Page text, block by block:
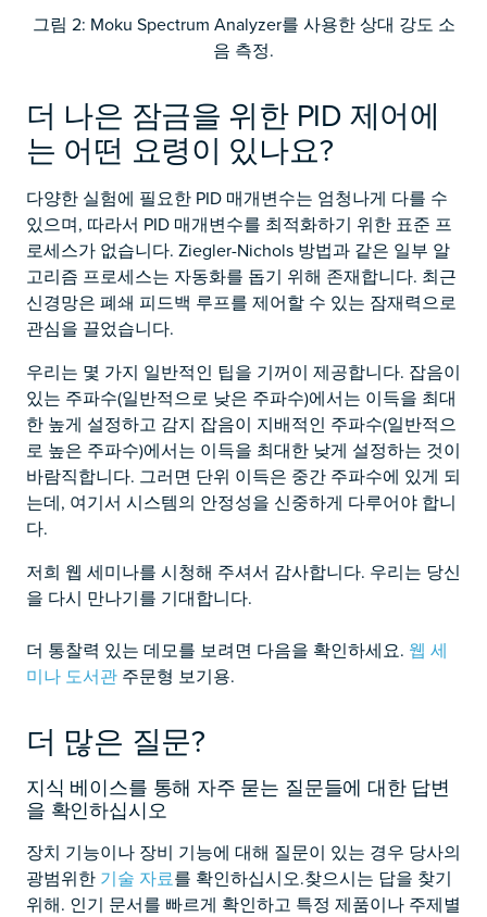
그림 2: Moku Spectrum Analyzer를 사용한 상대 강도 소
음 측정.
더 나은 잠금을 위한 PID 제어에
는 어떤 요령이 있나요?
다양한 실험에 필요한 PID 매개변수는 엄청나게 다를 수
있으며, 따라서 PID 매개변수를 최적화하기 위한 표준 프
로세스가 없습니다. Ziegler-Nichols 방법과 같은 일부 알
고리즘 프로세스는 자동화를 돕기 위해 존재합니다. 최근
신경망은 폐쇄 피드백 루프를 제어할 수 있는 잠재력으로
관심을 끌었습니다.
우리는 몇 가지 일반적인 팁을 기꺼이 제공합니다. 잡음이
있는 주파수(일반적으로 낮은 주파수)에서는 이득을 최대
한 높게 설정하고 감지 잡음이 지배적인 주파수(일반적으
로 높은 주파수)에서는 이득을 최대한 낮게 설정하는 것이
바람직합니다. 그러면 단위 이득은 중간 주파수에 있게 되
는데, 여기서 시스템의 안정성을 신중하게 다루어야 합니
다.
저희 웹 세미나를 시청해 주셔서 감사합니다. 우리는 당신
을 다시 만나기를 기대합니다.
더 통찰력 있는 데모를 보려면 다음을 확인하세요. 웹 세
미나 도서관 주문형 보기용.
더 많은 질문?
지식 베이스를 통해 자주 묻는 질문들에 대한 답변
을 확인하십시오
장치 기능이나 장비 기능에 대해 질문이 있는 경우 당사의
광범위한 기술 자료를 확인하십시오.찾으시는 답을 찾기
위해. 인기 문서를 빠르게 확인하고 특정 제품이나 주제별